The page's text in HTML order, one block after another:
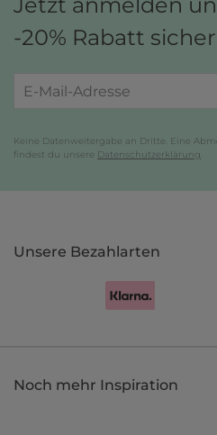
-20% Rabatt
Keine Datenweitergabe an Dritte. Eine
findest du unsere Datenschutzerklärung
Unsere Bezahlarten
Noch mehr Inspiration